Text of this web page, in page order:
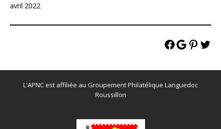
avril 2022
L'APNC est affiliée au Groupement Philatélique Languedoc
Roussillon